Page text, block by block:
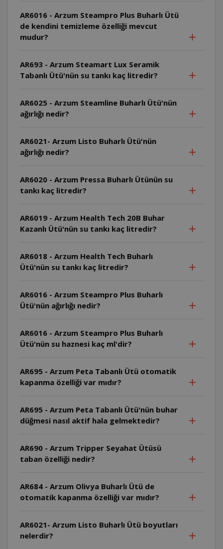
AR6016 - Arzum Steampro Plus Buharlı Ütü
de kendini temizleme özelliği mevcut
mudur?
AR693 - Arzum Steamart Lux Seramik
Tabanlı Ütü'nün su tankı kaç litredir?
AR6025 - Arzum Steamline Buharlı Ütü'nün
ağırlığı nedir?
AR6021- Arzum Listo Buharlı Ütü'nün
ağırlığı nedir?
AR6020 - Arzum Pressa Buharlı Ütünün su
tankı kaç litredir?
AR6019 - Arzum Health Tech 20B Buhar
Kazanlı Ütü'nün su tankı kaç litredir?
AR6018 - Arzum Health Tech Buharlı
Ütü'nün su tankı kaç litredir?
AR6016 - Arzum Steampro Plus Buharlı
Ütü'nün ağırlığı nedir?
AR6016 - Arzum Steampro Plus Buharlı
Ütü'nün su haznesi kaç ml'dir?
AR695 - Arzum Peta Tabanlı Ütü otomatik
kapanma özelliği var mıdır?
AR695 - Arzum Peta Tabanlı Ütü'nün buhar
düğmesi nasıl aktif hala gelmektedir?
AR690 - Arzum Tripper Seyahat Ütüsü
taban özelliği nedir?
AR684 - Arzum Olivya Buharlı Ütü de
otomatik kapanma özelliği var mıdır?
AR6021- Arzum Listo Buharlı Ütü boyutları
nelerdir?